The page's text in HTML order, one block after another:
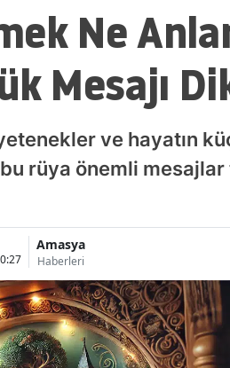
Ne
Mesajı
ve hayatın
rüya önemli
Amasya
Haberleri